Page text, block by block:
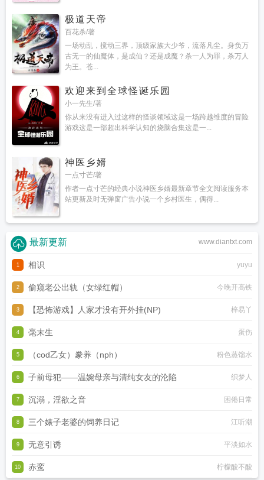
极道天帝
百花杀/著
一场动乱，搅动三界，顶级家族大少爷，流落凡尘。身负万
古无一的仙魔体，是成仙？还是成魔？杀一人为罪，杀万人
为王。苍...
欢迎来到全球怪诞乐园
小一先生/著
你从来没有进入过这样的怪谈领域这是一场跨越维度的冒险
游戏这是一部超出科学认知的烧脑合集这是一...
神医乡婿
一点寸芒/著
作者一点寸芒的经典小说神医乡婿最新章节全文阅读服务本
站更新及时无弹窗广告小说一个乡村医生，偶得...
www.diantxt.com
最新更新
1 相识 yuyu
2 偷窥老公出轨（女绿红帽） 今晚开高铁
3 【恐怖游戏】人家才没有开外挂(NP) 梓易丫
4 毫末生 蛋伤
5 （cod乙女）豢养（nph） 粉色蒸馏水
6 子前母犯——温婉母亲与清纯女友的沦陷 织梦人
7 沉溺，淫欲之音 困倦日常
8 三个婊子老婆的饲养日记 江听潮
9 无意引诱 平淡如水
10 赤鸾 柠檬酸不酸